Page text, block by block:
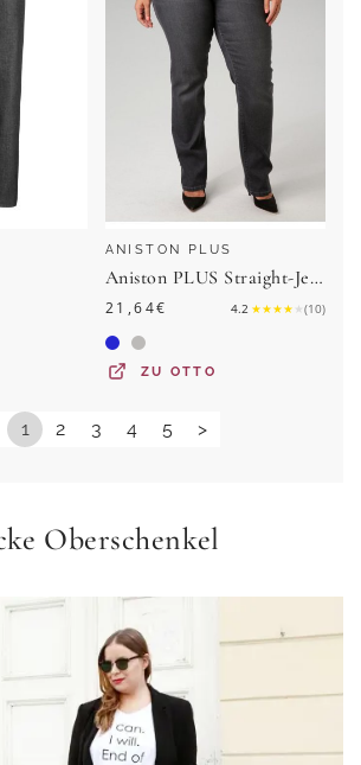
ANISTON PLUS
Aniston PLUS Straight-Jeans mit leichtem Used-Effekt
21,64€ 4.2 ★★★★ ★ (10)
ZU OTTO
1 2 3 4 5 >
Oberschenkel